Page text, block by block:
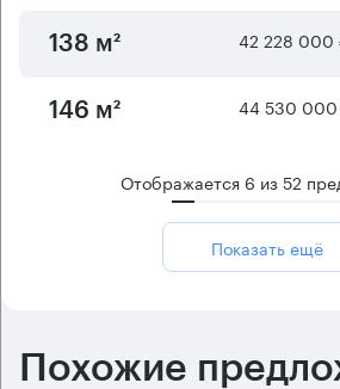
138 м² 42 228 000
146 м² 44 530
Отображается 6 из52
Показать ещё
Похожие